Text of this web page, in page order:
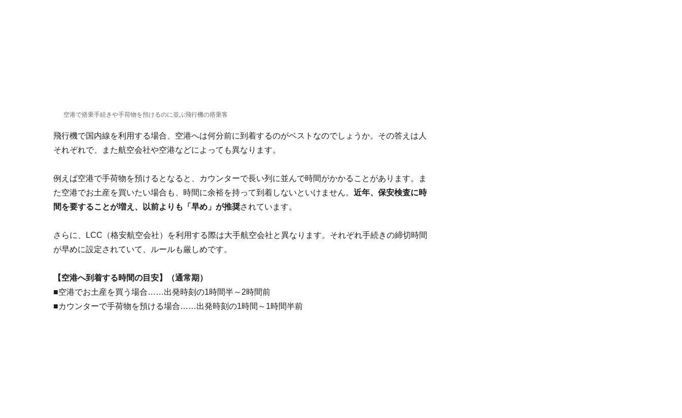
空港で搭乗手続きや手荷物を預けるのに並ぶ飛行機の搭乗客
飛行機で国内線を利用する場合、空港へは何分前に到着するのがベストなのでしょうか。その答えは人
それぞれで、また航空会社や空港などによっても異なります。
例えば空港で手荷物を預けるとなると、カウンターで長い列に並んで時間がかかることがあります。ま
た空港でお土産を買いたい場合も、時間に余裕を持って到着しないといけません。 近年、保安検査に時
間を要することが増え、以前よりも「早め」が推奨されています。
さらに、LCC（格安航空会社）を利用する際は大手航空会社と異なります。それぞれ手続きの締切時間
が早めに設定されていて、ルールも厳しめです。
【空港へ到着する時間の目安】（通常期）
■空港でお土産を買う場合……出発時刻の1時間半～2時間前
■カウンターで手荷物を預ける場合……出発時刻の1時間～1時間半前